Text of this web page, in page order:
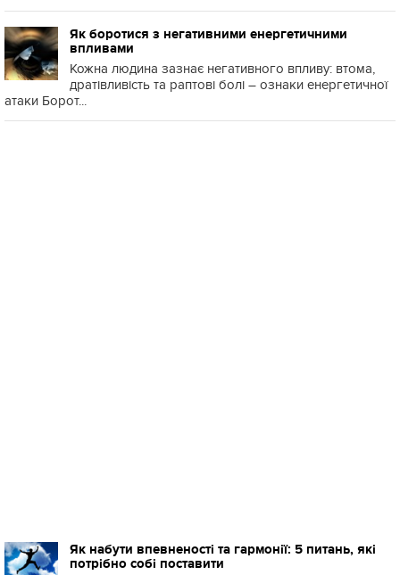
Як боротися з негативними енергетичними
впливами
Кожна людина зазнає негативного впливу: втома,
дратівливість та раптові болі – ознаки енергетичної
атаки Борот...
Як набути впевненості та гармонії: 5 питань, які
потрібно собі поставити